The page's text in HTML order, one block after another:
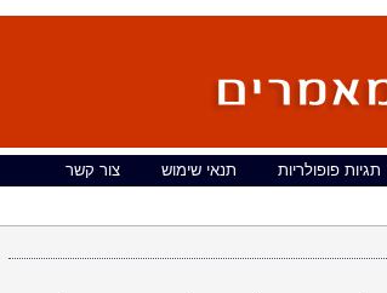
תגיות פופולריות תנאי שימוש
צור קשר